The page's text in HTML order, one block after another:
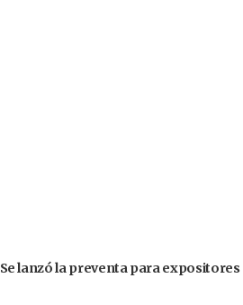
Se lanzó la preventa para expositores